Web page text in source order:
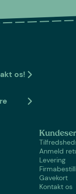
os!
Anmeld
Levering
Gavekort
Kontakt os